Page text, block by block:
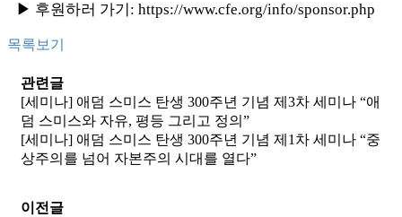
▶ 후원하러 가기: https://www.cfe.org/info/sponsor.php
목록보기
관련글
[세미나] 애덤 스미스 탄생 300주년 기념 제3차 세미나 “애
덤 스미스와 자유, 평등 그리고 정의”
[세미나] 애덤 스미스 탄생 300주년 기념 제1차 세미나 “중
상주의를 넘어 자본주의 시대를 열다”
이전글